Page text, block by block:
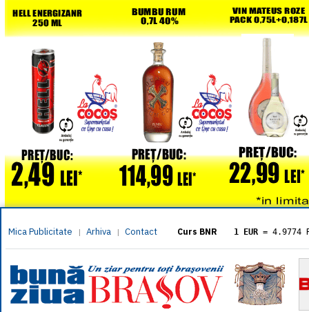
Mica Publicitate | Arhiva | Contact Curs BNR 1 EUR = 4.9774
= 5.8304
1 XAU= 464.4611
1 AED= 1.1933
1 AUD= 2.7957
1 BGN= 2.5449